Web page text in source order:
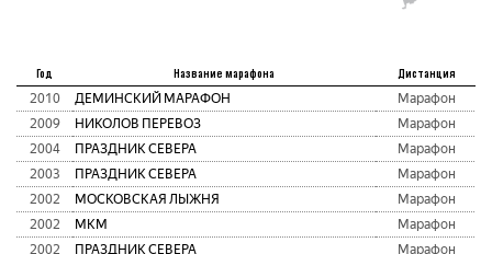
Год Название марафона Дистанция
2010 ДЕМИНСКИЙ МАРАФОН
Марафон
2009
НИКОЛОВ ПЕРЕВОЗ
Марафон
2004
ПРАЗДНИК СЕВЕРА
Марафон
2003
ПРАЗДНИК СЕВЕРА
Марафон
2002
МОСКОВСКАЯ ЛЫЖНЯ
Марафон
2002
МКМ
Марафон
2002
ПРАЗДНИК СЕВЕРА
Марафон